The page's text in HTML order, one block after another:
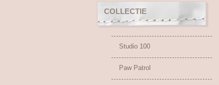
COLLECTIE
Studio 100
Paw Patrol